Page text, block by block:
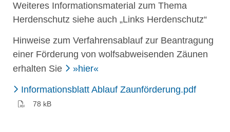
Weiteres Informationsmaterial zum Thema
Herdenschutz siehe auch „Links Herdenschutz“
Hinweise zum Verfahrensablauf zur Beantragung
einer Förderung von wolfsabweisenden Zäunen
erhalten Sie
»hier«
Informationsblatt Ablauf Zaunförderung.pdf(PDF)
78 kB